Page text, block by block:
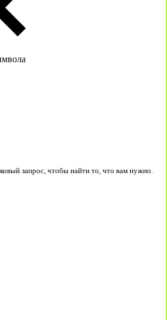
запрос, чтобы найти то, что вам нужно.